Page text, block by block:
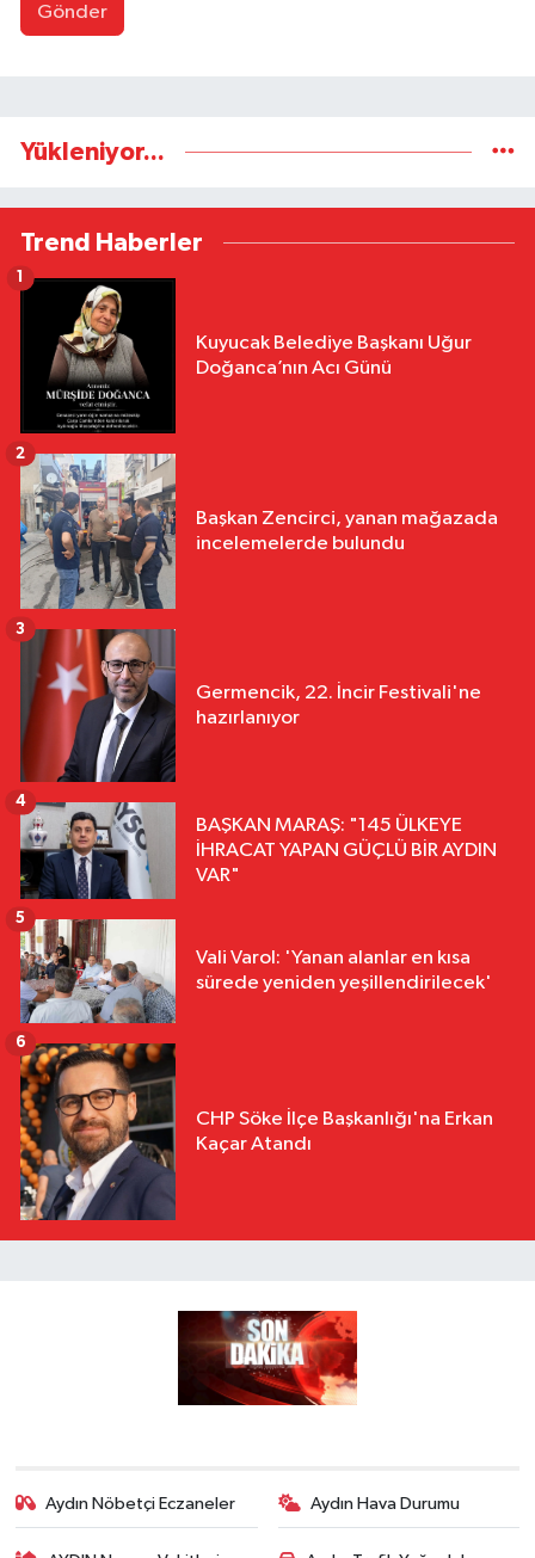
Gönder
Yükleniyor...
Trend Haberler
Kuyucak Belediye Başkanı Uğur
Doğanca’nın Acı Günü
Başkan Zencirci, yanan mağazada
incelemelerde bulundu
2
Germencik, 22. İncir Festivali'ne
hazırlanıyor
3
BAŞKAN MARAŞ: "145 ÜLKEYE
İHRACAT YAPAN GÜÇLÜ BİR AYDIN
VAR"
4
Vali Varol: 'Yanan alanlar en kısa
sürede yeniden yeşillendirilecek'
5
CHP Söke İlçe Başkanlığı'na Erkan
Kaçar Atandı
6
Aydın Nöbetçi Eczaneler Aydın Hava Durumu